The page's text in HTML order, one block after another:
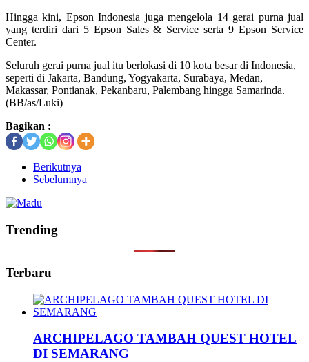
Hingga kini, Epson Indonesia juga mengelola 14 gerai purna jual
yang terdiri dari 5 Epson Sales & Service serta 9 Epson Service
Center.
Seluruh gerai purna jual itu berlokasi di 10 kota besar di Indonesia,
seperti di Jakarta, Bandung, Yogyakarta, Surabaya, Medan,
Makassar, Pontianak, Pekanbaru, Palembang hingga Samarinda.
(BB/as/Luki)
Bagikan :
Berikutnya
Sebelumnya
Trending
Terbaru
ARCHIPELAGO TAMBAH QUEST HOTEL
DI SEMARANG